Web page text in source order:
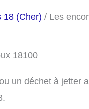
18 (Cher) / Les
18100
un déchet à jetter